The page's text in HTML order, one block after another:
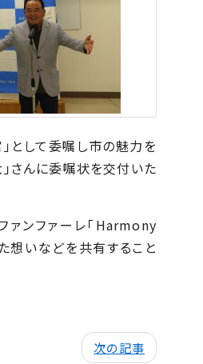
として委嘱し市の魅力を
さんに委嘱状を交付いた
ンファーレ「 Harmony
想いなどを共有すること
次の記事